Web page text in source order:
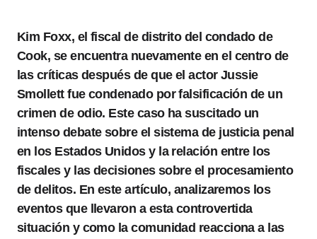
Kim Foxx, el fiscal de distrito del condado de
Cook, se encuentra nuevamente en el centro de
las críticas después de que el actor Jussie
Smollett fue condenado por falsificación de un
crimen de odio. Este caso ha suscitado un
intenso debate sobre el sistema de justicia penal
en los Estados Unidos y la relación entre los
fiscales y las decisiones sobre el procesamiento
de delitos. En este artículo, analizaremos los
eventos que llevaron a esta controvertida
situación y como la comunidad reacciona a las